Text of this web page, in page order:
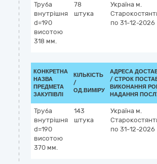
Труба
внутрішня
d=190
висотою
318 мм.
78
штука
Україна м.
по 31-12-2026
КОНКРЕТНА
НАЗВА
ПРЕДМЕТА
ЗАКУПІВЛІ
КІЛЬКІСТЬ
/
ОД.ВИМІРУ
АДРЕСА
/ СТРОК
ВИКОНАННЯ
НАДАННЯ
Труба
внутрішня
d=190
висотою
370 мм.
143
штука
Україна м.
по 31-12-2026